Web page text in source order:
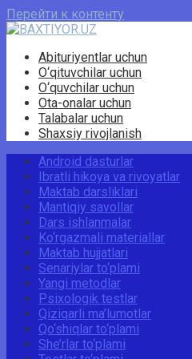
Перейти к контенту
Abituriyentlar uchun
O‘qituvchilar uchun
O‘quvchilar uchun
Ota-onalar uchun
Talabalar uchun
Shaxsiy rivojlanish
Android dasturlar
Ibratli hikoya va rivoyatlar
Maktab darsliklari
Mantiqiy savollar
Dars ishlanmalar
Ko‘rgazmali materiallar
Maktab hujjatlari
Senariylar to‘plami
Yangi metodlar
Psixologik testlar
Qiziqarli ma’lumotlar
Qo‘shiqlar to‘plami
She’rlar to‘plami